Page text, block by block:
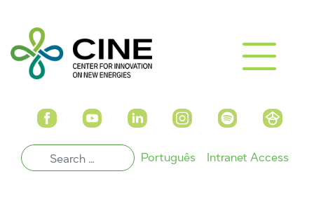
Português Intranet Access